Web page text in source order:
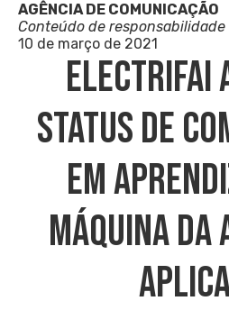
AGÊNCIA DE COMUNICAÇÃO
Conteúdo de responsabilidade
10 de março de 2021
ElectrifAi
Status De
Em
Máquina Da